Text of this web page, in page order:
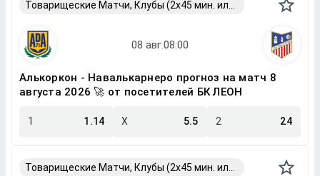
Алькоркон - Навалькарнеро прогноз на матч 8
августа 2026 🚀 от посетителей БК ЛЕОН
1 1.14 X 5.5 2 24